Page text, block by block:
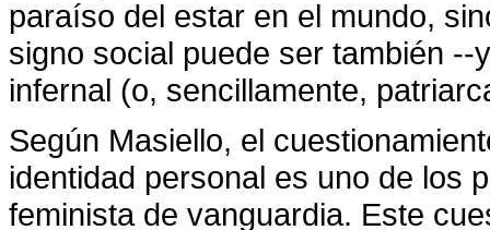
paraíso del estar en el mundo,
signo social puede ser también
infernal (o, sencillamente,
Según Masiello, el
identidad personal es uno de los
feminista de vanguardia. Este